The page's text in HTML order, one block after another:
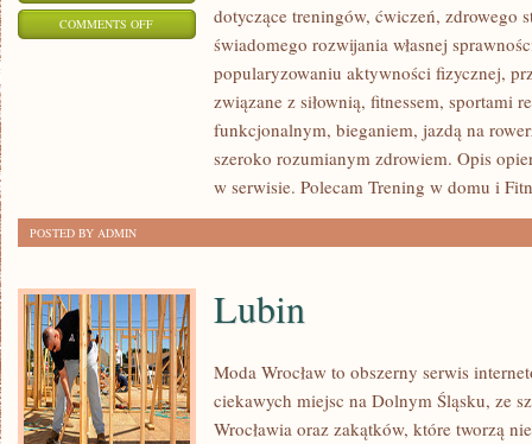
COMMENTS OFFON
dotyczące treningów, ćwiczeń, zdrowego
świadomego rozwijania własnej
popularyzowaniu aktywności fizycznej,
związane z siłownią, fitnessem, sportami
funkcjonalnym, bieganiem, jazdą na
szeroko rozumianym zdrowiem. Opis
w serwisie. Polecam Trening w domu i
POSTED BY ADMIN
Lubin
Moda Wrocław to obszerny serwis
ciekawych miejsc na Dolnym Śląsku, ze
Wrocławia oraz zakątków, które tworzą